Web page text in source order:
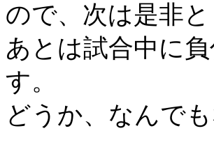
ので、次は是非
あとは試合中に
す。
どうか、なんで